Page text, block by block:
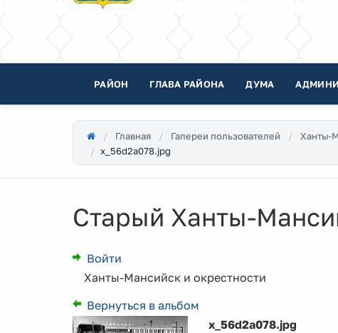
РАЙОН ГЛАВА РАЙОНА ДУМА
Главная Галереи пользователей Ханты-
x_56d2a078.jpg
Старый Ханты-
Войти
Ханты-Мансийск и окрестности
Вернуться в альбом
x_56d2a078.jpg